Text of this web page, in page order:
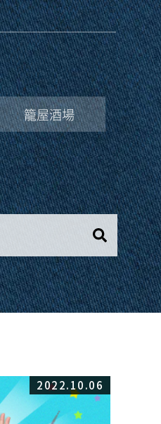
籠屋酒場
2022.10.06